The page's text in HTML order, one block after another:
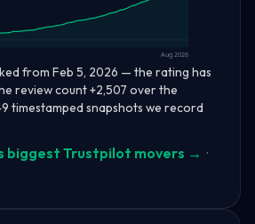
Aug 2026
from Feb 5, 2026 — the rating has
review count +2,507 over the
timestamped snapshots we record
biggest Trustpilot movers → ·